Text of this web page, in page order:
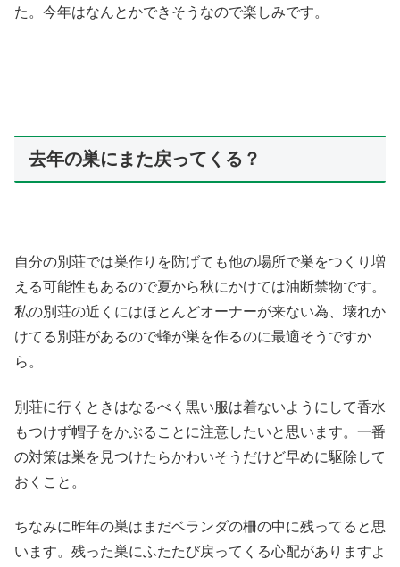
た。今年はなんとかできそうなので楽しみです。
去年の巣にまた戻ってくる？
自分の別荘では巣作りを防げても他の場所で巣をつくり増
える可能性もあるので夏から秋にかけては油断禁物です。
私の別荘の近くにはほとんどオーナーが来ない為、壊れか
けてる別荘があるので蜂が巣を作るのに最適そうですか
ら。
別荘に行くときはなるべく黒い服は着ないようにして香水
もつけず帽子をかぶることに注意したいと思います。一番
の対策は巣を見つけたらかわいそうだけど早めに駆除して
おくこと。
ちなみに昨年の巣はまだベランダの柵の中に残ってると思
います。残った巣にふたたび戻ってくる心配がありますよ